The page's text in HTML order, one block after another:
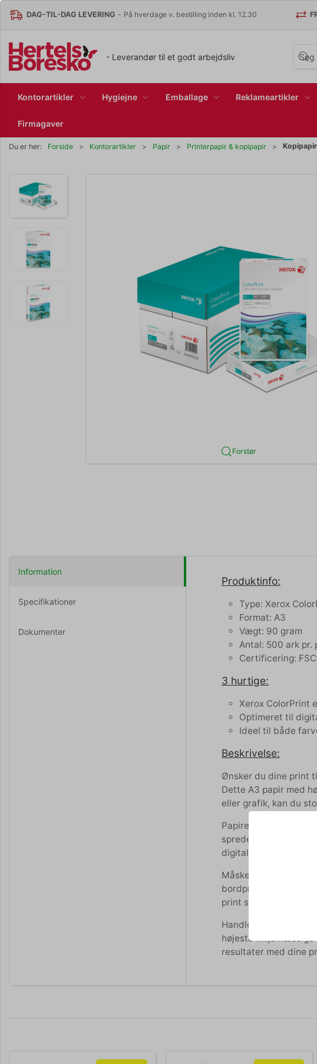
DAG-TIL-DAG LEVERING - På hverdage v. bestilling inden kl. 12.30
- Leverandør til et godt arbejdsliv
Kontorartikler Hygiejne Emballage Reklameartikler
Firmagaver
Du er her: Forside Kontorartikler Papir Printerpapir & kopipapir
Forstør
Information
Specifikationer
Dokumenter
Produktinfo:
Type: Xerox
Format: A3
Vægt: 90 gram
Antal: 500 ark pr.
Certificering:
3 hurtige:
Xerox ColorPrint
Optimeret til
Ideel til både
Beskrivelse:
Ønsker du dine print
Dette A3 papir med
eller grafik, kan du
Papiret er ucoatet
spredes jævnt,
digitalprint, hvilket
Måske bruger du
bordprintere og
print som til
Handler du
højeste miljømæssige
resultater med dine